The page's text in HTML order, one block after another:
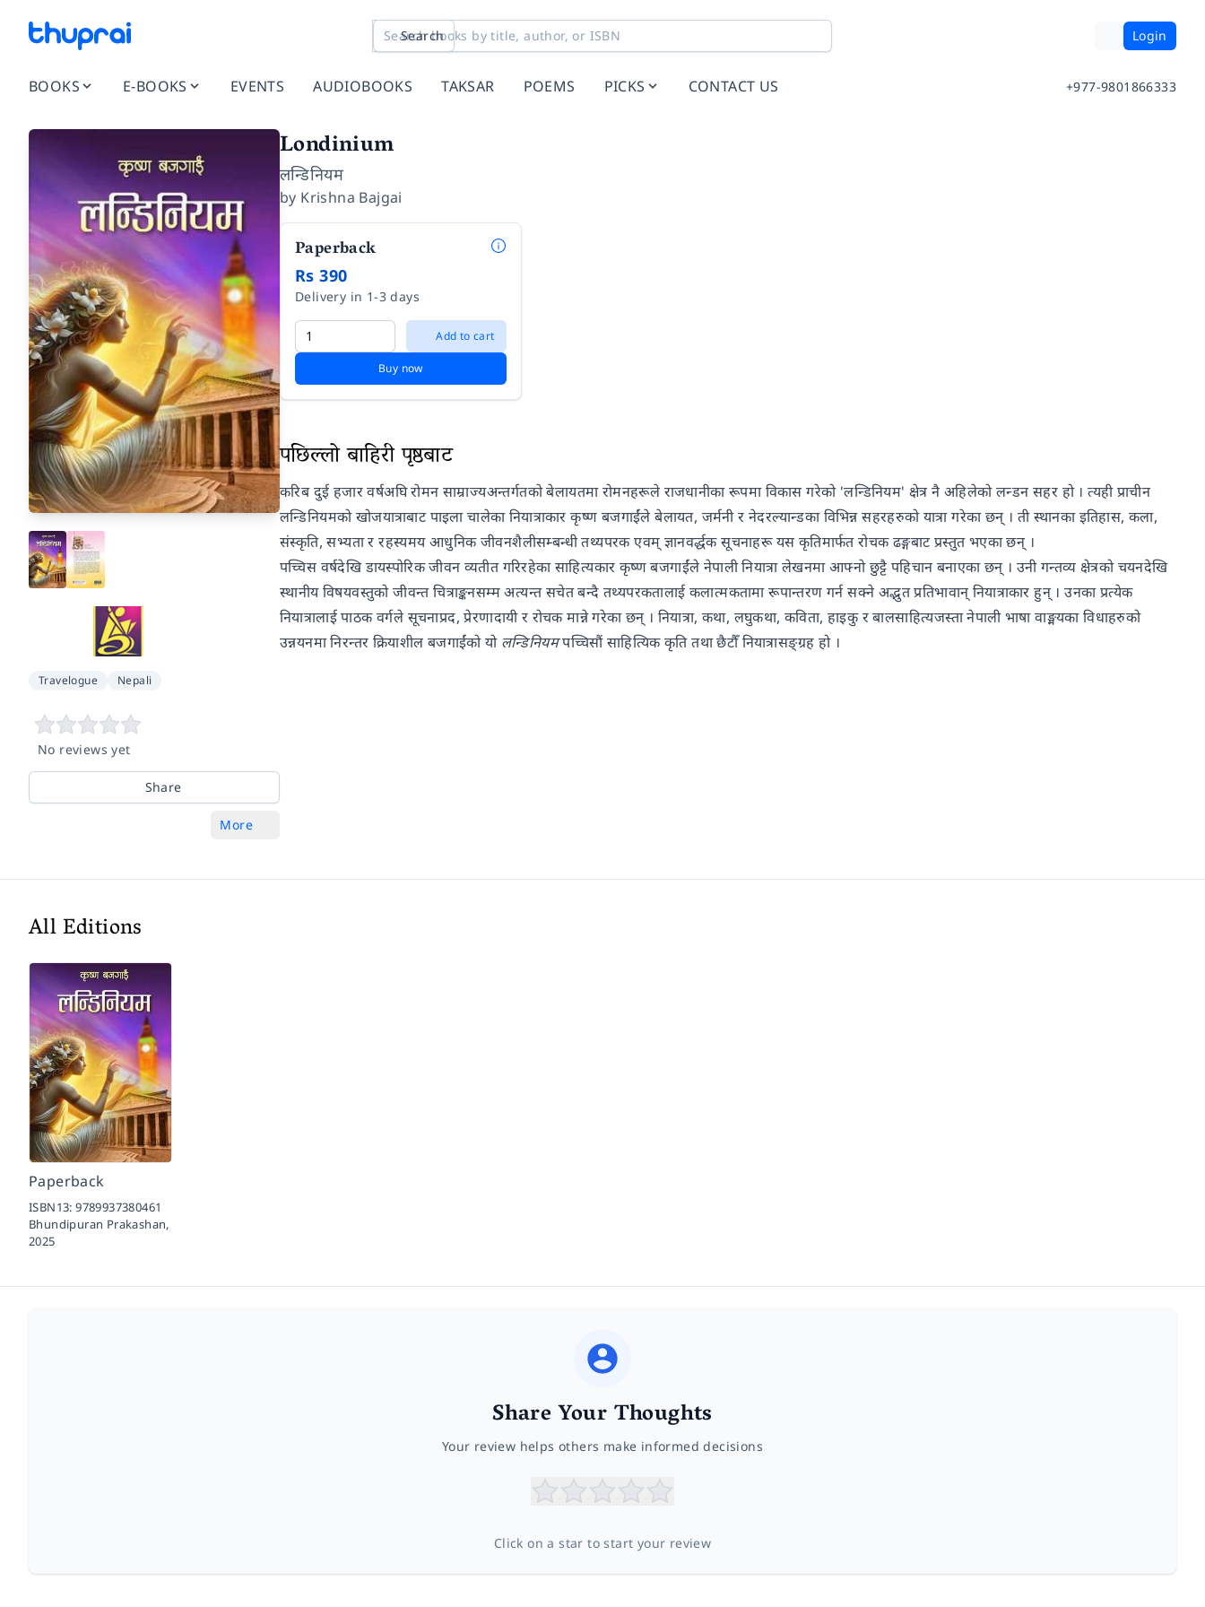
Search Login
BOOKS E-BOOKS EVENTS AUDIOBOOKS TAKSAR POEMS PICKS CONTACT US +977-9801866333
Travelogue Nepali
No reviews yet
Share
More
Londinium
लन्डिनियम
by Krishna Bajgai
Paperback
Rs 390
Delivery in 1-3 days
Add to cart
Buy now
पछिल्लो बाहिरी पृष्ठबाट
करिब दुई हजार वर्षअघि रोमन साम्राज्यअन्तर्गतको बेलायतमा रोमनहरूले राजधानीका रूपमा विकास गरेको 'लन्डिनियम' क्षेत्र नै अहिलेको लन्डन सहर हो । त्यही प्राचीन
लन्डिनियमको खोजयात्राबाट पाइला चालेका नियात्राकार कृष्ण बजगाईंले बेलायत, जर्मनी र नेदरल्यान्डका विभिन्न सहरहरुको यात्रा गरेका छन् । ती स्थानका इतिहास, कला,
संस्कृति, सभ्यता र रहस्यमय आधुनिक जीवनशैलीसम्बन्धी तथ्यपरक एवम् ज्ञानवर्द्धक सूचनाहरू यस कृतिमार्फत रोचक ढङ्गबाट प्रस्तुत भएका छन् ।
पच्चिस वर्षदेखि डायस्पोरिक जीवन व्यतीत गरिरहेका साहित्यकार कृष्ण बजगाईंले नेपाली नियात्रा लेखनमा आफ्नो छुट्टै पहिचान बनाएका छन् । उनी गन्तव्य क्षेत्रको चयनदेखि
स्थानीय विषयवस्तुको जीवन्त चित्राङ्कनसम्म अत्यन्त सचेत बन्दै तथ्यपरकतालाई कलात्मकतामा रूपान्तरण गर्न सक्ने अद्भुत प्रतिभावान् नियात्राकार हुन् । उनका प्रत्येक
नियात्रालाई पाठक वर्गले सूचनाप्रद, प्रेरणादायी र रोचक मान्ने गरेका छन् । नियात्रा, कथा, लघुकथा, कविता, हाइकु र बालसाहित्यजस्ता नेपाली भाषा वाङ्मयका विधाहरुको
उन्नयनमा निरन्तर क्रियाशील बजगाईंको यो लन्डिनियमपच्चिसौं साहित्यिक कृति तथा छैटौँ नियात्रासङ्ग्रह हो ।
All Editions
Paperback
ISBN13:9789937380461
Bhundipuran Prakashan,
2025
Share Your Thoughts
Your review helps others make informed decisions
Click on a star to start your review